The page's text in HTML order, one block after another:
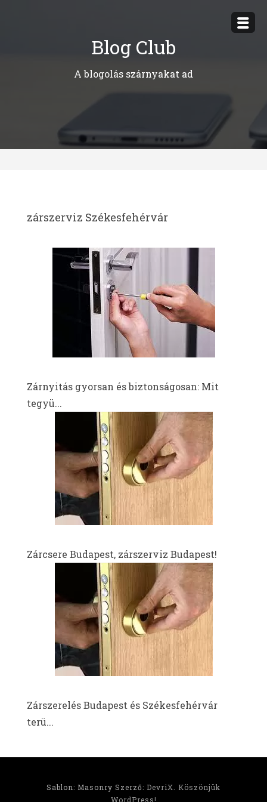
Blog Club
A blogolás szárnyakat ad
zárszerviz Székesfehérvár
Zárnyitás gyorsan és biztonságosan: Mit
tegyü...
Zárcsere Budapest, zárszerviz Budapest!
Zárszerelés Budapest és Székesfehérvár
terü...
Sablon: Masonry Szerző: DevriX
Köszönjük
WordPress!